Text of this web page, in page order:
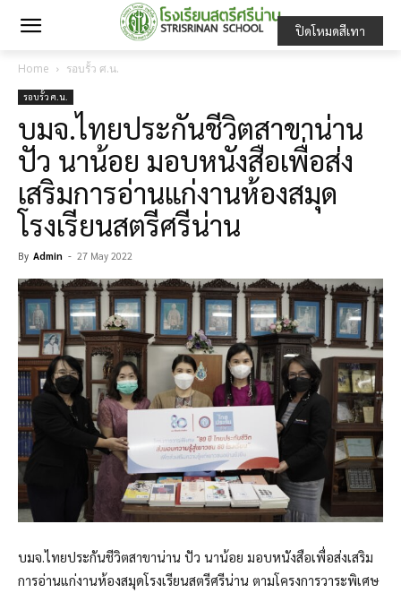
Home รอบรั้ว ศ.น.
รอบรั้ว ศ.น.
บมจ.ไทยประกันชีวิตสาขาน่าน
ปัว นาน้อย มอบหนังสือเพื่อส่ง
เสริมการอ่านแก่งานห้องสมุด
โรงเรียนสตรีศรีน่าน
By Admin - 27 May 2022
บมจ.ไทยประกันชีวิตสาขาน่าน ปัว นาน้อย มอบหนังสือเพื่อส่งเสริม
การอ่านแก่งานห้องสมุดโรงเรียนสตรีศรีน่าน ตามโครงการวาระพิเศษ
ปิดโหมดสีเทา